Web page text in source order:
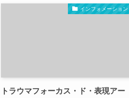
インフォメーション
トラウマフォーカス・ド・表現アー